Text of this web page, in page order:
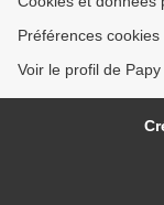
Préférences cookies
Voir le profil de